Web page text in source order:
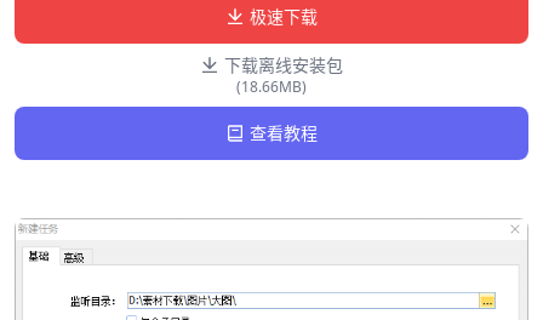
极速下载
下载离线安装包
(18.66MB)
查看教程